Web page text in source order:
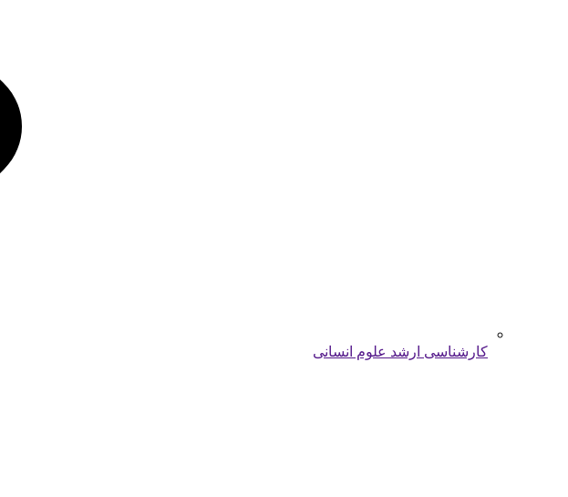
کارشناسی ارشد علوم انسانی